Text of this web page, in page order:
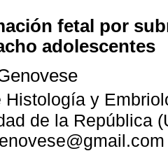
fetal por
adolescentes
Histología y
de la República